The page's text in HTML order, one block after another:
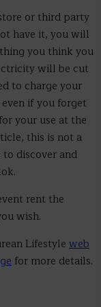
or third party
have it, you will
you think you
will be cut
to charge your
if you forget
your use at the
this is not a
discover and
rent the
wish.
Lifestyleweb
for more details.